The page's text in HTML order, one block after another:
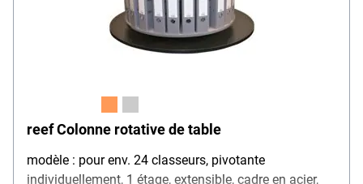
reef Colonne rotative de table
modèle : pour env. 24 classeurs, pivotante
individuellement, 1 étage, extensible, cadre en acier,